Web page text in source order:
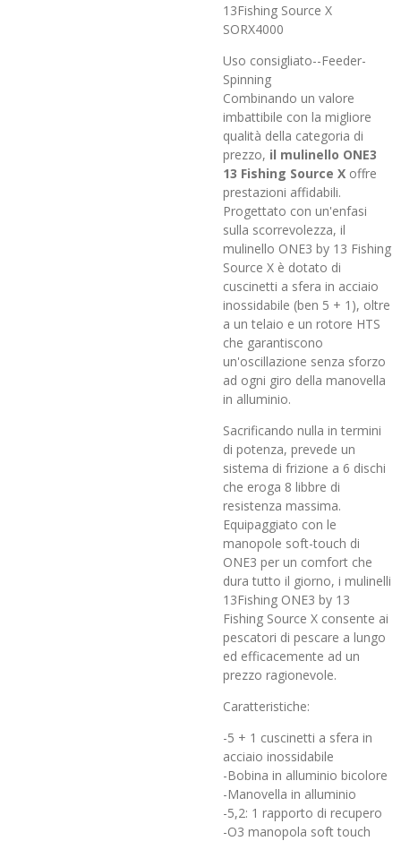
13Fishing Source X
SORX4000
Uso consigliato--Feeder-
Spinning
Combinando un valore
imbattibile con la migliore
qualità della categoria di
prezzo, il mulinello ONE3
13 Fishing Source X offre
prestazioni affidabili.
Progettato con un'enfasi
sulla scorrevolezza, il
mulinello ONE3 by 13 Fishing
Source X è dotato di
cuscinetti a sfera in acciaio
inossidabile (ben 5 + 1), oltre
a un telaio e un rotore HTS
che garantiscono
un'oscillazione senza sforzo
ad ogni giro della manovella
in alluminio.
Sacrificando nulla in termini
di potenza, prevede un
sistema di frizione a 6 dischi
che eroga 8 libbre di
resistenza massima.
Equipaggiato con le
manopole soft-touch di
ONE3 per un comfort che
dura tutto il giorno, i mulinelli
13Fishing ONE3 by 13
Fishing Source X consente ai
pescatori di pescare a lungo
ed efficacemente ad un
prezzo ragionevole.
Caratteristiche:
-5 + 1 cuscinetti a sfera in
acciaio inossidabile
-Bobina in alluminio bicolore
-Manovella in alluminio
-5,2: 1 rapporto di recupero
-O3 manopola soft touch